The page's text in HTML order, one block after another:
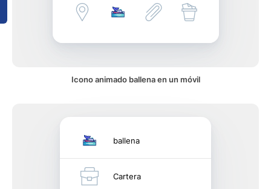
Icono animado ballena en un móvil
ballena
Cartera